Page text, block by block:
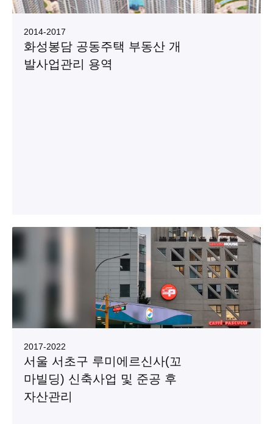
2014-2017
화성봉담 공동주택 부동산 개
발사업관리 용역
2017-2022
서울 서초구 루미에르신사(꼬
마빌딩) 신축사업 및 준공 후
자산관리